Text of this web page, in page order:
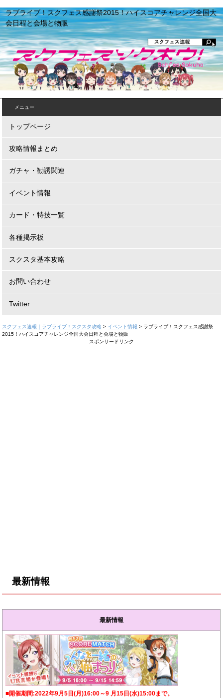
ラブライブ！スクフェス感謝祭2015！ハイスコアチャレンジ全国大
会日程と会場と物販
メニュー
トップページ
攻略情報まとめ
ガチャ・勧誘関連
イベント情報
カード・特技一覧
各種掲示板
スクスタ基本攻略
お問い合わせ
Twitter
スクフェス速報｜ラブライブ！スクスタ攻略 > イベント情報 > ラブライブ！スクフェス感謝祭
2015！ハイスコアチャレンジ全国大会日程と会場と物販
スポンサードリンク
最新情報
最新情報
■開催期間:2022年9月5日(月)16:00～9 月15日(水)15:00まで。